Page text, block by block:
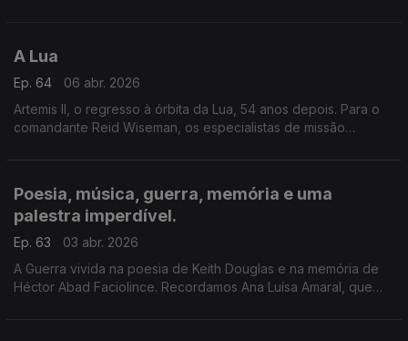
A Lua
Ep. 64
06 abr. 2026
Artemis II, o regresso à órbita da Lua, 54 anos depois. Para o
comandante Reid Wiseman, os especialistas de missão
Poesia, música, guerra, memória e uma
palestra imperdível.
Ep. 63
03 abr. 2026
A Guerra vivida na poesia de Keith Douglas e na memória de
Héctor Abad Faciolince. Recordamos Ana Luísa Amaral, que